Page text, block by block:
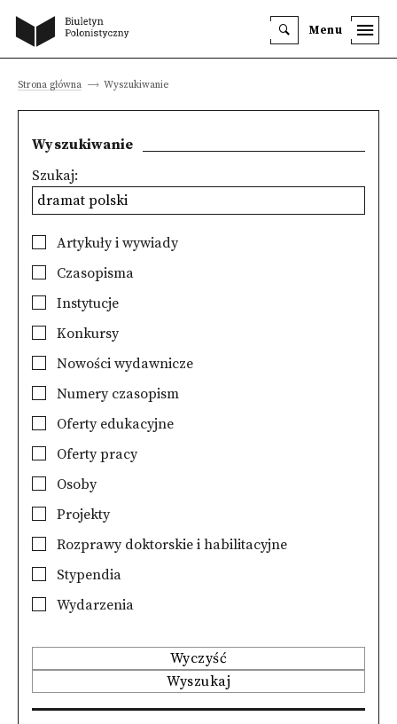
Menu
Strona główna Wyszukiwanie
Wyszukiwanie
Szukaj:
Artykuły i wywiady
Czasopisma
Instytucje
Konkursy
Nowości wydawnicze
Numery czasopism
Oferty edukacyjne
Oferty pracy
Osoby
Projekty
Rozprawy doktorskie i habilitacyjne
Stypendia
Wydarzenia
Wyczyść
Wyszukaj